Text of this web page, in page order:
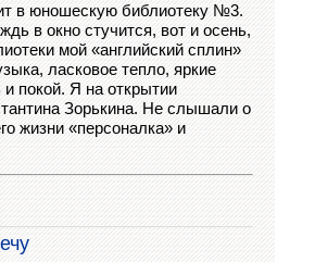
в юношескую библиотеку №3.
в окно стучится, вот и осень,
мой «английский сплин»
ласковое тепло, яркие
покой. Я на открытии
Зорькина. Не слышали о
жизни «персоналка» и